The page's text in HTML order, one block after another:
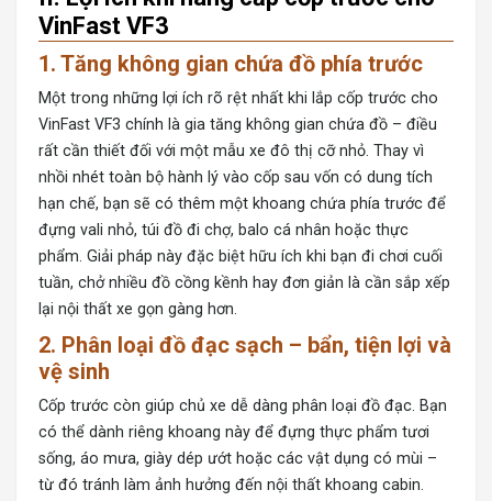
VinFast VF3
1. Tăng không gian chứa đồ phía trước
Một trong những lợi ích rõ rệt nhất khi lắp cốp trước cho
VinFast VF3 chính là gia tăng không gian chứa đồ – điều
rất cần thiết đối với một mẫu xe đô thị cỡ nhỏ. Thay vì
nhồi nhét toàn bộ hành lý vào cốp sau vốn có dung tích
hạn chế, bạn sẽ có thêm một khoang chứa phía trước để
đựng vali nhỏ, túi đồ đi chợ, balo cá nhân hoặc thực
phẩm. Giải pháp này đặc biệt hữu ích khi bạn đi chơi cuối
tuần, chở nhiều đồ cồng kềnh hay đơn giản là cần sắp xếp
lại nội thất xe gọn gàng hơn.
2. Phân loại đồ đạc sạch – bẩn, tiện lợi và
vệ sinh
Cốp trước còn giúp chủ xe dễ dàng phân loại đồ đạc. Bạn
có thể dành riêng khoang này để đựng thực phẩm tươi
sống, áo mưa, giày dép ướt hoặc các vật dụng có mùi –
từ đó tránh làm ảnh hưởng đến nội thất khoang cabin.